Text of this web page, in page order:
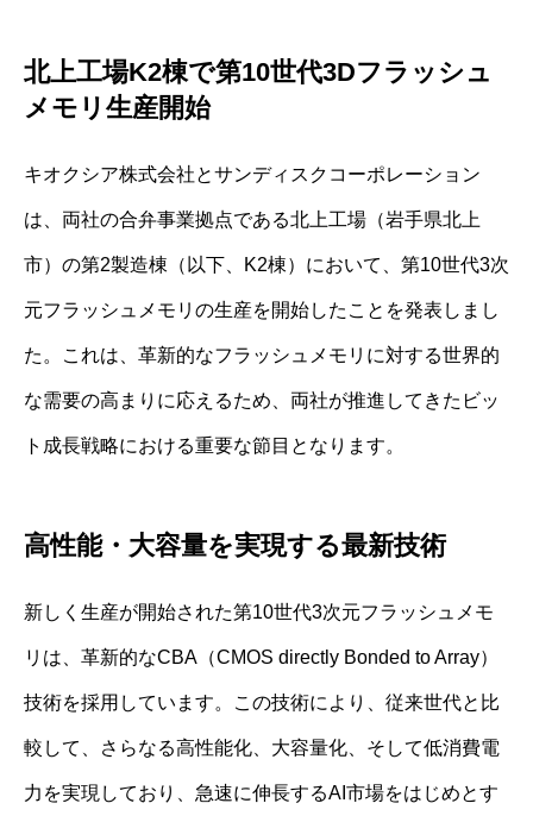
北上工場K2棟で第10世代3Dフラッシュ
メモリ生産開始
キオクシア株式会社とサンディスクコーポレーション
は、両社の合弁事業拠点である北上工場（岩手県北上
市）の第2製造棟（以下、K2棟）において、第10世代3次
元フラッシュメモリの生産を開始したことを発表しまし
た。これは、革新的なフラッシュメモリに対する世界的
な需要の高まりに応えるため、両社が推進してきたビッ
ト成長戦略における重要な節目となります。
高性能・大容量を実現する最新技術
新しく生産が開始された第10世代3次元フラッシュメモ
リは、革新的なCBA（CMOS directly Bonded to Array）
技術を採用しています。この技術により、従来世代と比
較して、さらなる高性能化、大容量化、そして低消費電
力を実現しており、急速に伸長するAI市場をはじめとす